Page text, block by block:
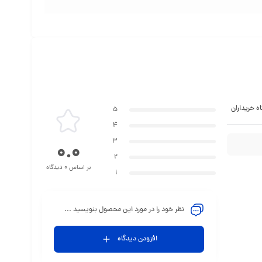
خریداران
5
4
3
2
1
0.0
بر اساس 0 دیدگاه
نظر خود را در مورد این محصول بنویسید ...
افزودن دیدگاه